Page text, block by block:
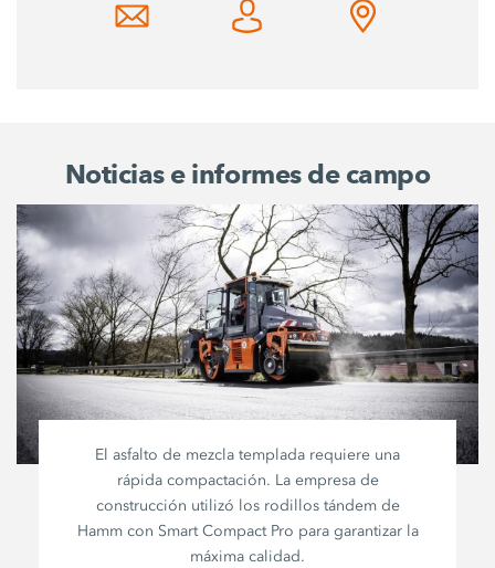
Noticias e informes de campo
El asfalto de mezcla templada requiere una
rápida compactación. La empresa de
construcción utilizó los rodillos tándem de
Hamm con Smart Compact Pro para garantizar la
máxima calidad.